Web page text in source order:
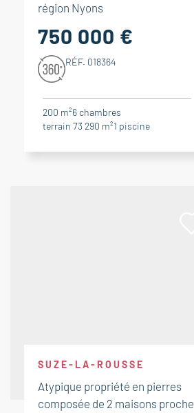
région Nyons
750 000 €
RÉF. 018364
200 m²6 chambres
terrain 73 290 m²1 piscine
SUZE-LA-ROUSSE
Atypique propriété en pierres
composée de 2 maisons proche